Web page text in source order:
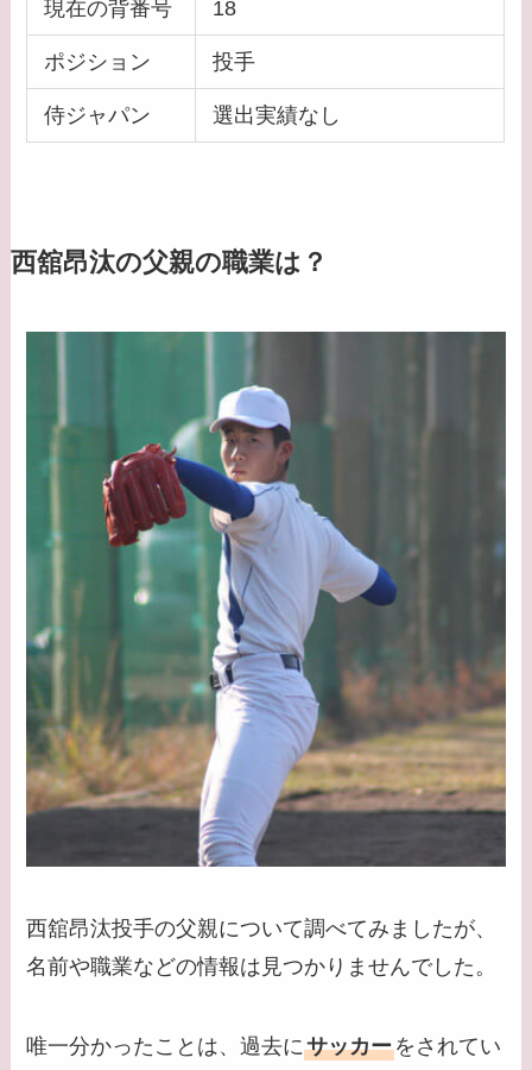
現在の背番号 18
ポジション 投手
侍ジャパン 選出実績なし
西舘昂汰の父親の職業は？
西舘昂汰投手の父親について調べてみましたが、
名前や職業などの情報は見つかりませんでした。
唯一分かったことは、過去にサッカーをされてい